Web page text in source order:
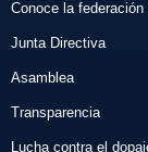
Conoce la federación
Junta Directiva
Asamblea
Transparencia
Lucha contra el